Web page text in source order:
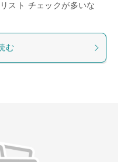
スト チェックが多いな
む